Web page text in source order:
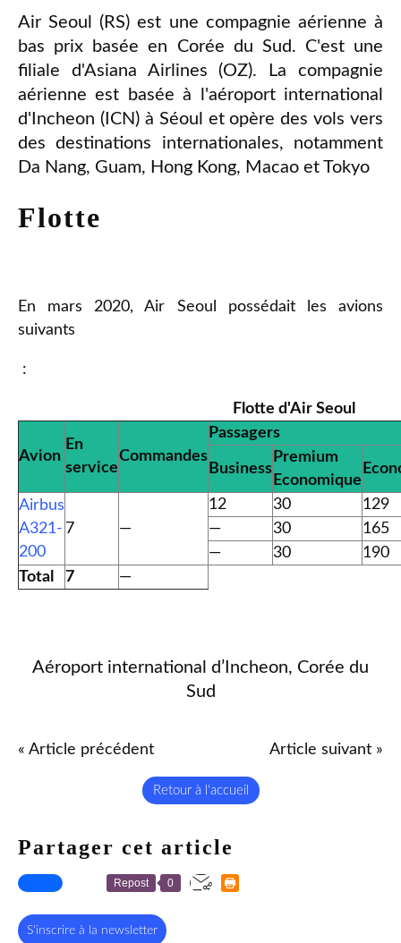
Air Seoul (RS) est une compagnie aérienne à
bas prix basée en Corée du Sud. C'est une
filiale d'Asiana Airlines (OZ). La compagnie
aérienne est basée à l'aéroport international
d'Incheon (ICN) à Séoul et opère des vols vers
des destinations internationales, notamment
Da Nang, Guam, Hong Kong, Macao et Tokyo
Flotte
En mars 2020, Air Seoul possédait les avions
suivants
:
Flotte d'Air Seoul
Avion
En
service
Commandes
Passagers
Business
Premium
Economique
Airbus
A321-
200
7 —
12 30
129
—
30
165
—
30
190
Total
7 —
Aéroport international d’Incheon, Corée du
Sud
« Article précédent Article suivant »
Retour à l'accueil
Partager cet article
Repost 0
S'inscrire à la newsletter